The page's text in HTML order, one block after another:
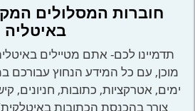
חוברות המסלולים
באיטליה
מוכן, עם כל המידע הנחוץ עבורכם
ימים, אטרקציות, כתובות, חניונים,
צורך בהכנסת הכתובות